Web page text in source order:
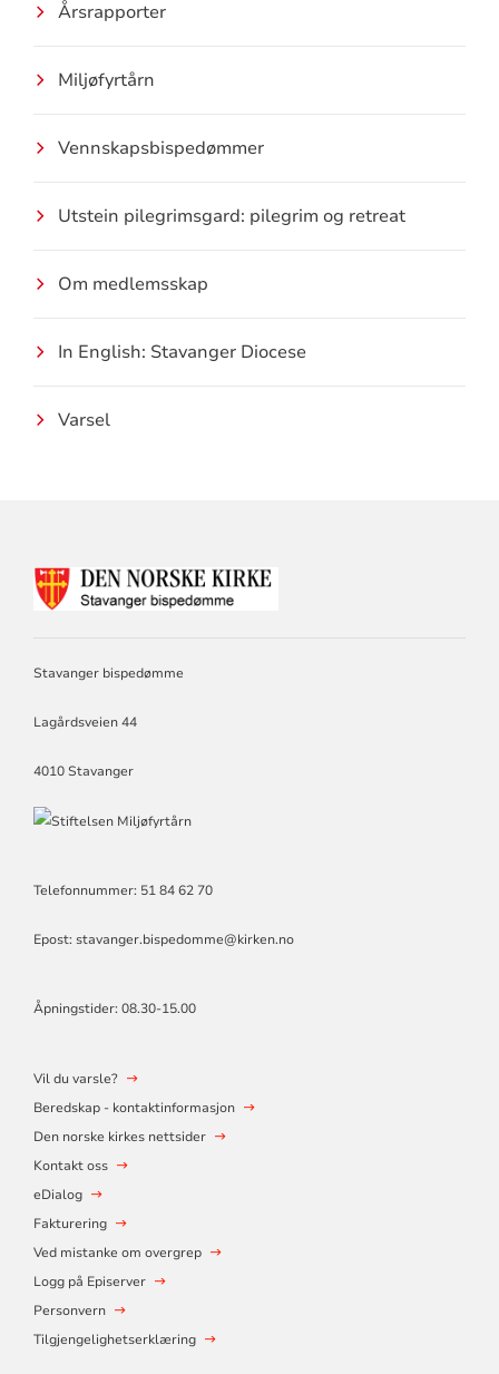
Årsrapporter
Miljøfyrtårn
Vennskapsbispedømmer
Utstein pilegrimsgard: pilegrim og retreat
Om medlemsskap
In English: Stavanger Diocese
Varsel
Stavanger bispedømme
Lagårdsveien 44
4010 Stavanger
Telefonnummer: 51 84 62 70
Epost: stavanger.bispedomme@kirken.no
Åpningstider: 08.30-15.00
Vil du varsle?
Beredskap - kontaktinformasjon
Den norske kirkes nettsider
Kontakt oss
eDialog
Fakturering
Ved mistanke om overgrep
Logg på Episerver
Personvern
Tilgjengelighetserklæring